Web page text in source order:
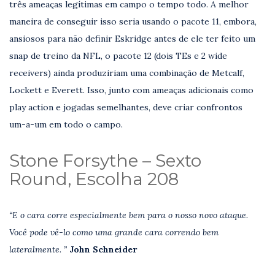
três ameaças legítimas em campo o tempo todo. A melhor
maneira de conseguir isso seria usando o pacote 11, embora,
ansiosos para não definir Eskridge antes de ele ter feito um
snap de treino da NFL, o pacote 12 (dois TEs e 2 wide
receivers) ainda produziriam uma combinação de Metcalf,
Lockett e Everett. Isso, junto com ameaças adicionais como
play action e jogadas semelhantes, deve criar confrontos
um-a-um em todo o campo.
Stone Forsythe – Sexto
Round, Escolha 208
“E o cara corre especialmente bem para o nosso novo ataque.
Você pode vê-lo como uma grande cara correndo bem
lateralmente. ” John Schneider